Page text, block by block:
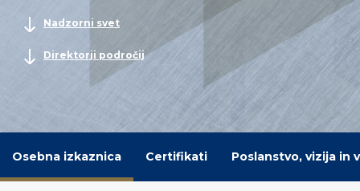
Nadzorni svet
Direktorji področij
Osebna izkaznica Certifikati Poslanstvo, vizija in